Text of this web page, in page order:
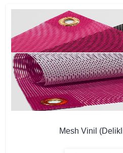
Mesh Vinil